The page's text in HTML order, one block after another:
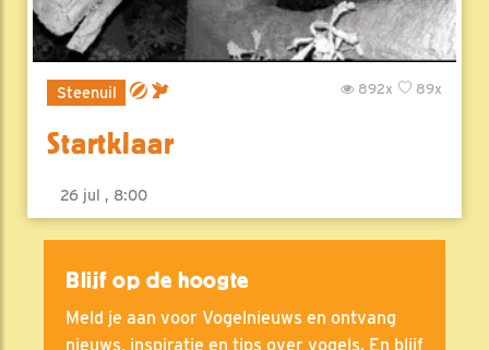
Steenuil 89x
892x
Startklaar
26 jul , 8:00
Blijf op de hoogte
Meld je aan voor Vogelnieuws en ontvang
nieuws, inspiratie en tips over vogels. En blijf